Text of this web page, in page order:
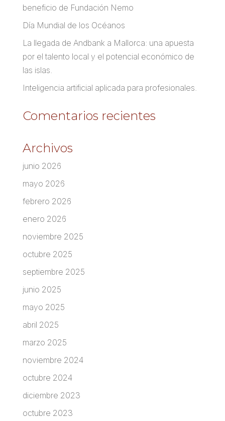
beneficio de Fundación Nemo
Día Mundial de los Océanos
La llegada de Andbank a Mallorca: una apuesta
por el talento local y el potencial económico de
las islas.
Inteligencia artificial aplicada para profesionales.
Comentarios recientes
Archivos
junio 2026
mayo 2026
febrero 2026
enero 2026
noviembre 2025
octubre 2025
septiembre 2025
junio 2025
mayo 2025
abril 2025
marzo 2025
noviembre 2024
octubre 2024
diciembre 2023
octubre 2023